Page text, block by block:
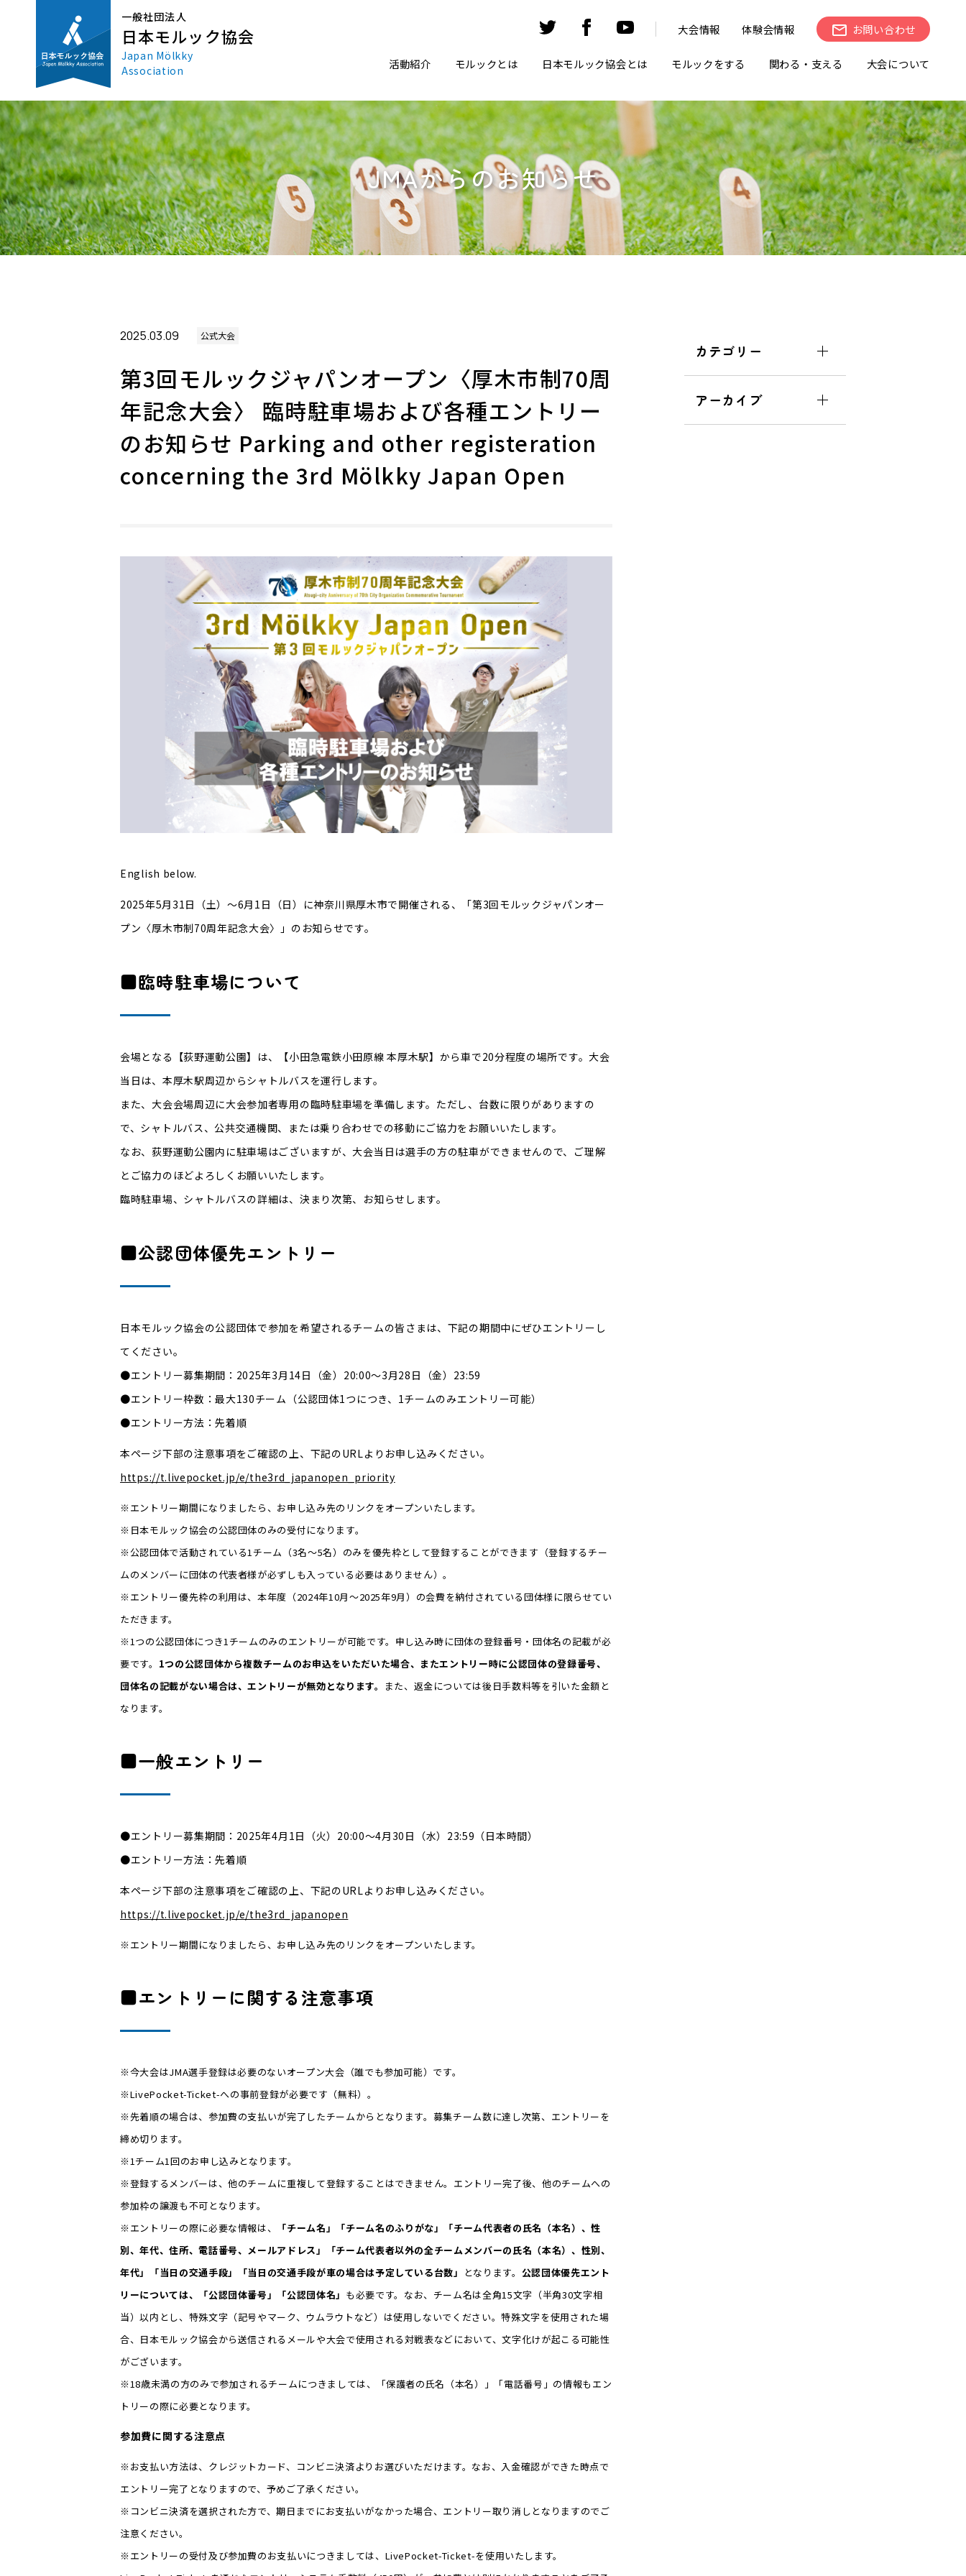
一般社団法人
日本モルック協会
Japan Mölkky
Association
大会情報 体験会情報 お問い合わせ
活動紹介 モルックとは 日本モルック協会とは モルックをする 関わる・支える 大会について
JMAからのお知らせ
2025.03.09 公式大会
第3回モルックジャパンオープン〈厚木市制70周
年記念大会〉 臨時駐車場および各種エントリー
のお知らせ Parking and other registeration
concerning the 3rd Mölkky Japan Open
English below.
2025年5月31日（土）～6月1日（日）に神奈川県厚木市で開催される、「第3回モルックジャパンオー
プン〈厚木市制70周年記念大会〉」のお知らせです。
■臨時駐車場について
会場となる【荻野運動公園】は、【小田急電鉄小田原線 本厚木駅】から車で20分程度の場所です。大会
当日は、本厚木駅周辺からシャトルバスを運行します。
また、大会会場周辺に大会参加者専用の臨時駐車場を準備します。ただし、台数に限りがありますの
で、シャトルバス、公共交通機関、または乗り合わせでの移動にご協力をお願いいたします。
なお、荻野運動公園内に駐車場はございますが、大会当日は選手の方の駐車ができませんので、ご理解
とご協力のほどよろしくお願いいたします。
臨時駐車場、シャトルバスの詳細は、決まり次第、お知らせします。
■公認団体優先エントリー
日本モルック協会の公認団体で参加を希望されるチームの皆さまは、下記の期間中にぜひエントリーし
てください。
●エントリー募集期間：2025年3月14日（金）20:00〜3月28日（金）23:59
●エントリー枠数：最大130チーム（公認団体1つにつき、1チームのみエントリー可能）
●エントリー方法：先着順
本ページ下部の注意事項をご確認の上、下記のURLよりお申し込みください。
https://t.livepocket.jp/e/the3rd_japanopen_priority
※エントリー期間になりましたら、お申し込み先のリンクをオープンいたします。
※日本モルック協会の公認団体のみの受付になります。
※公認団体で活動されている1チーム（3名～5名）のみを優先枠として登録することができます（登録するチー
ムのメンバーに団体の代表者様が必ずしも入っている必要はありません）。
※エントリー優先枠の利用は、本年度（2024年10月～2025年9月）の会費を納付されている団体様に限らせてい
ただきます。
※1つの公認団体につき1チームのみのエントリーが可能です。申し込み時に団体の登録番号・団体名の記載が必
要です。 1つの公認団体から複数チームのお申込をいただいた場合、またエントリー時に公認団体の登録番号、
団体名の記載がない場合は、エントリーが無効となります。
また、返金については後日手数料等を引いた金額と
なります。
■一般エントリー
●エントリー募集期間：2025年4月1日（火）20:00〜4月30日（水）23:59（日本時間）
●エントリー方法：先着順
本ページ下部の注意事項をご確認の上、下記のURLよりお申し込みください。
https://t.livepocket.jp/e/the3rd_japanopen
※エントリー期間になりましたら、お申し込み先のリンクをオープンいたします。
■エントリーに関する注意事項
※今大会はJMA選手登録は必要のないオープン大会（誰でも参加可能）です。
※LivePocket-Ticket-への事前登録が必要です（無料）。
※先着順の場合は、参加費の支払いが完了したチームからとなります。募集チーム数に達し次第、エントリーを
締め切ります。
※1チーム1回のお申し込みとなります。
※登録するメンバーは、他のチームに重複して登録することはできません。エントリー完了後、他のチームへの
参加枠の譲渡も不可となります。
※エントリーの際に必要な情報は、
「チーム名」「チーム名のふりがな」「チーム代表者の氏名（本名）、性
別、年代、住所、電話番号、メールアドレス」「チーム代表者以外の全チームメンバーの氏名（本名）、性別、
年代」「当日の交通手段」「当日の交通手段が車の場合は予定している台数」
となります。 公認団体優先エント
リーについては、「公認団体番号」「公認団体名」 も必要です。なお、チーム名は全角15文字（半角30文字相
当）以内とし、特殊文字（記号やマーク、ウムラウトなど）は使用しないでください。特殊文字を使用された場
合、日本モルック協会から送信されるメールや大会で使用される対戦表などにおいて、文字化けが起こる可能性
がございます。
※18歳未満の方のみで参加されるチームにつきましては、「保護者の氏名（本名）」「電話番号」の情報もエン
トリーの際に必要となります。
参加費に関する注意点
※お支払い方法は、クレジットカード、コンビニ決済よりお選びいただけます。なお、入金確認ができた時点で
エントリー完了となりますので、予めご了承ください。
※コンビニ決済を選択された方で、期日までにお支払いがなかった場合、エントリー取り消しとなりますのでご
注意ください。
※エントリーの受付及び参加費のお支払いにつきましては、LivePocket-Ticket-を使用いたします。
カテゴリー
アーカイブ